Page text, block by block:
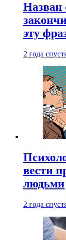
Назван
эту
2 года
вести
людьми
2 года